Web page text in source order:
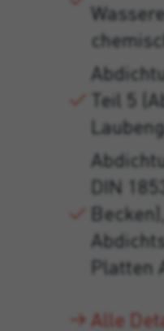
Teil 5
DIN
Platten
Alle